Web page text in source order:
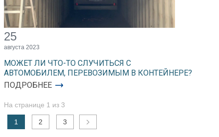
25
августа 2023
МОЖЕТ ЛИ ЧТО-ТО СЛУЧИТЬСЯ С
АВТОМОБИЛЕМ, ПЕРЕВОЗИМЫМ В КОНТЕЙНЕРЕ?
ПОДРОБНЕЕ
На странице 1 из 3
1 2 3